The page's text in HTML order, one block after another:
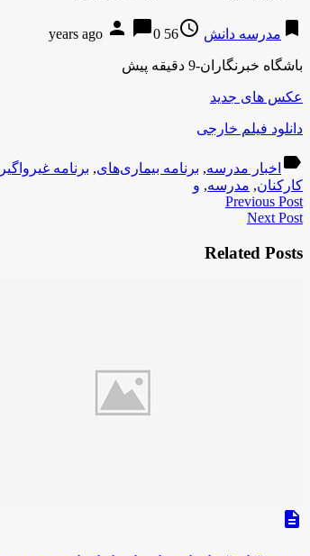
bookmark مدرسه دانش access_time
56 years ago
person chat_bubble0
باشگاه خبرنگاران-9 دقیقه پیش
عکس های جدید
دانلود فیلم خارجی
label اخبار مدرسه, برنامه بیماری‌های, برنامه غیرواگیر
کارکنان, مدرسه, و
Previous Post
Next Post
Related Posts
description